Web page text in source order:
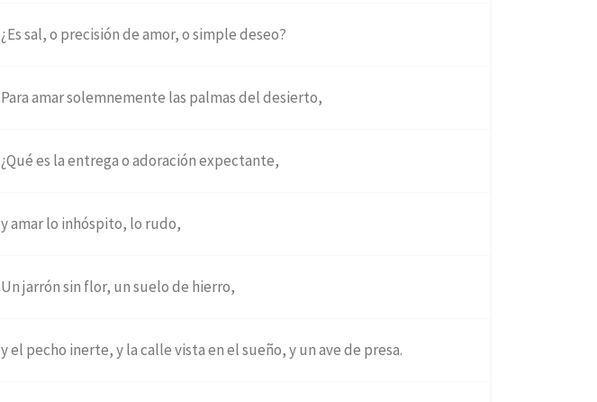
¿Es sal, o precisión de amor, o simple deseo?
Para amar solemnemente las palmas del desierto,
¿Qué es la entrega o adoración expectante,
y amar lo inhóspito, lo rudo,
Un jarrón sin flor, un suelo de hierro,
y el pecho inerte, y la calle vista en el sueño, y un ave de presa.